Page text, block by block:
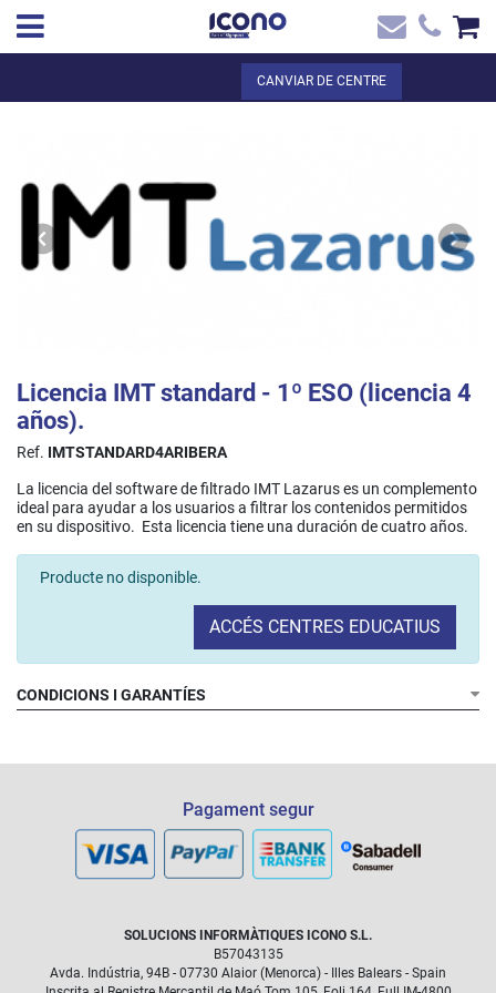
VEURE EL CISTELL
CA ✖
Inici
CANVIAR DE CENTRE
Licencia IMT standard - 1º ESO (licencia 4
años).
Ref. IMTSTANDARD4ARIBERA
La licencia del software de filtrado IMT Lazarus es un complemento
ideal para ayudar a los usuarios a filtrar los contenidos permitidos
en su dispositivo. Esta licencia tiene una duración de cuatro años.
Producte no disponible.
ACCÉS CENTRES EDUCATIUS
CONDICIONS I GARANTÍES
Pagament segur
SOLUCIONS INFORMÀTIQUES ICONO S.L.
B57043135
Avda. Indústria, 94B - 07730 Alaior (Menorca) - Illes Balears - Spain